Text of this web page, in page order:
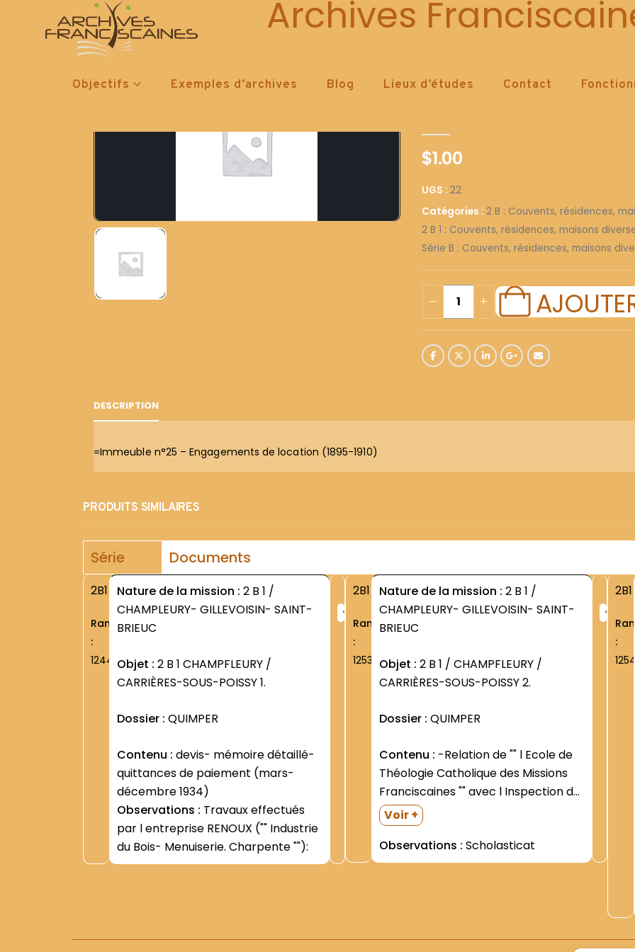
Archives
Objectifs Exemples d’archives Blog Lieux d’études Contact
22
$1.00
UGS : 22
Catégories : 2 B : Couvents, résidences,
2 B 1 : Couvents, résidences, maisons
Série B : Couvents, résidences, maisons
DESCRIPTION
=Immeuble n°25 – Engagements de location (1895-1910)
PRODUITS SIMILAIRES
Série Documents
2B1
Rang
:
1244
Nature de la mission : 2 B 1 /
CHAMPLEURY- GILLEVOISIN- SAINT-
BRIEUC
Objet : 2 B 1 CHAMPFLEURY /
CARRIÈRES-SOUS-POISSY 1.
Dossier : QUIMPER
Contenu :
quittances de paiement (mars-
décembre 1934)
Observations : Travaux effectués
par l entreprise RENOUX ("" Industrie
du Bois- Menuiserie. Charpente ""):
+
2B1
Rang
:
1253
Nature de la mission : 2 B 1 /
CHAMPLEURY- GILLEVOISIN- SAINT-
BRIEUC
Objet : 2 B 1 / CHAMPFLEURY /
CARRIÈRES-SOUS-POISSY 2.
Dossier : QUIMPER
Contenu :
Théologie Catholique des Missions
Franciscaines "" avec l Inspection d
Académie (1941-1955) -Liste des
clercs étudiants (1948-1949- 1952-
1953) -Renouvellement des voeux
temporaires par les Frères Paul
Voir +
Observations : Scholasticat
+
2B1
Rang
:
1254